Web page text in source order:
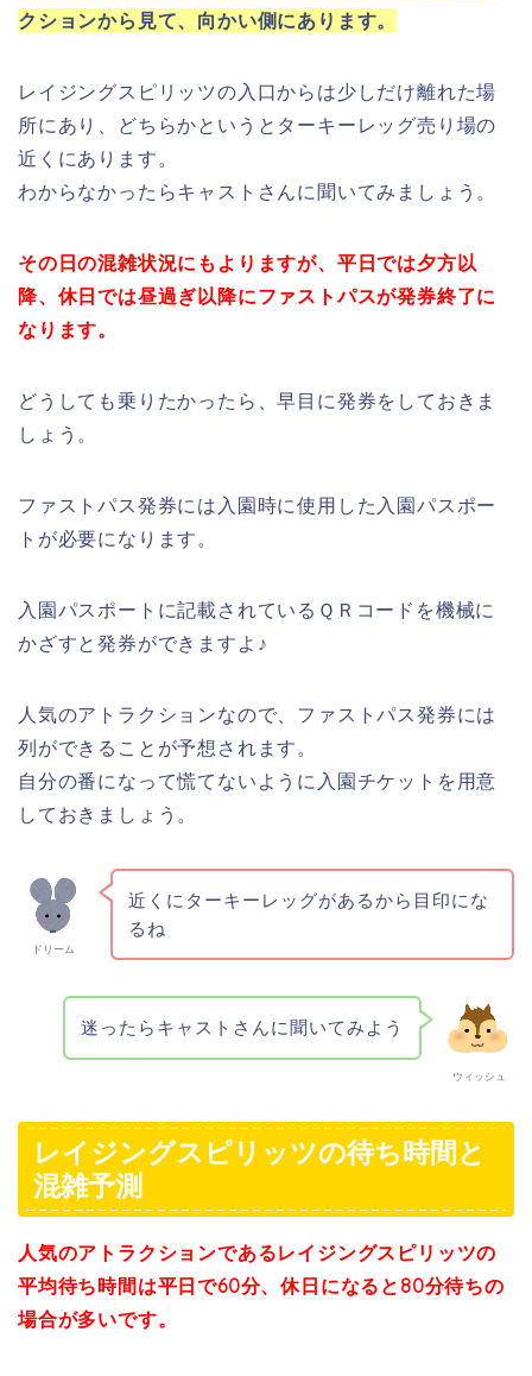
クションから見て、向かい側にあります。
レイジングスピリッツの入口からは少しだけ離れた場
所にあり、どちらかというとターキーレッグ売り場の
近くにあります。
わからなかったらキャストさんに聞いてみましょう。
その日の混雑状況にもよりますが、平日では夕方以
降、休日では昼過ぎ以降にファストパスが発券終了に
なります。
どうしても乗りたかったら、早目に発券をしておきま
しょう。
ファストパス発券には入園時に使用した入園パスポー
トが必要になります。
入園パスポートに記載されているＱＲコードを機械に
かざすと発券ができますよ♪
人気のアトラクションなので、ファストパス発券には
列ができることが予想されます。
自分の番になって慌てないように入園チケットを用意
しておきましょう。
ドリーム
近くにターキーレッグがあるから目印にな
るね
ウィッシュ
迷ったらキャストさんに聞いてみよう
レイジングスピリッツの待ち時間と
混雑予測
人気のアトラクションであるレイジングスピリッツの
平均待ち時間は平日で60分、休日になると80分待ちの
場合が多いです。